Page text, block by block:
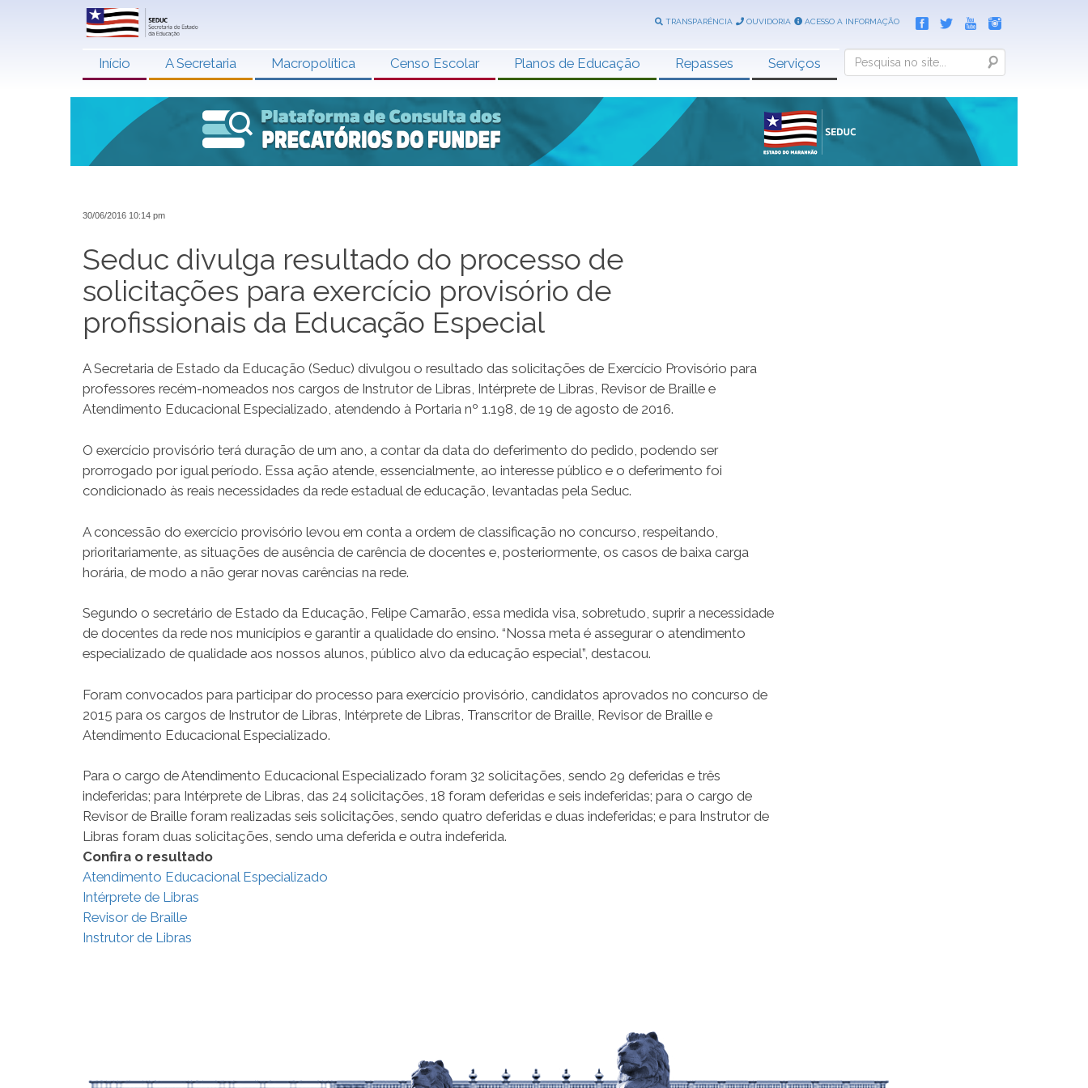
TRANSPARÊNCIA OUVIDORIA ACESSO A INFORMAÇÃO
Início A Secretaria Macropolítica Censo Escolar Planos de Educação Repasses Serviços Search
30/06/2016 10:14 pm
Seduc divulga resultado do processo de
solicitações para exercício provisório de
profissionais da Educação Especial
A Secretaria de Estado da Educação (Seduc) divulgou o resultado das solicitações de Exercício Provisório para
professores recém-nomeados nos cargos de Instrutor de Libras, Intérprete de Libras, Revisor de Braille e
Atendimento Educacional Especializado, atendendo à Portaria nº 1.198, de 19 de agosto de 2016.
O exercício provisório terá duração de um ano, a contar da data do deferimento do pedido, podendo ser
prorrogado por igual período. Essa ação atende, essencialmente, ao interesse público e o deferimento foi
condicionado às reais necessidades da rede estadual de educação, levantadas pela Seduc.
A concessão do exercício provisório levou em conta a ordem de classificação no concurso, respeitando,
prioritariamente, as situações de ausência de carência de docentes e, posteriormente, os casos de baixa carga
horária, de modo a não gerar novas carências na rede.
Segundo o secretário de Estado da Educação, Felipe Camarão, essa medida visa, sobretudo, suprir a necessidade
de docentes da rede nos municípios e garantir a qualidade do ensino. “Nossa meta é assegurar o atendimento
especializado de qualidade aos nossos alunos, público alvo da educação especial”, destacou.
Foram convocados para participar do processo para exercício provisório, candidatos aprovados no concurso de
2015 para os cargos de Instrutor de Libras, Intérprete de Libras, Transcritor de Braille, Revisor de Braille e
Atendimento Educacional Especializado.
Para o cargo de Atendimento Educacional Especializado foram 32 solicitações, sendo 29 deferidas e três
indeferidas; para Intérprete de Libras, das 24 solicitações, 18 foram deferidas e seis indeferidas; para o cargo de
Revisor de Braille foram realizadas seis solicitações, sendo quatro deferidas e duas indeferidas; e para Instrutor de
Libras foram duas solicitações, sendo uma deferida e outra indeferida.
Confira o resultado
Atendimento Educacional Especializado
Intérprete de Libras
Revisor de Braille
Instrutor de Libras